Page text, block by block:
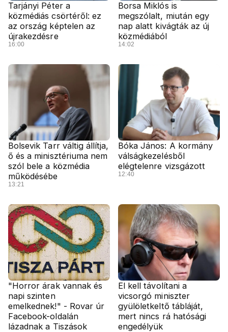
Tarjányi Péter a
közmédiás csörtéről: ez
az ország képtelen az
újrakezdésre
16:00
Borsa Miklós is
megszólalt, miután egy
nap alatt kivágták az új
közmédiából
14:02
Bolsevik Tarr váltig állítja,
ő és a minisztériuma nem
szól bele a közmédia
működésébe
13:21
Bóka János: A kormány
válságkezelésből
elégtelenre vizsgázott
12:40
"Horror árak vannak és
napi szinten
emelkednek!" - Rovar úr
Facebook-oldalán
lázadnak a Tiszások
El kell távolítani a
vicsorgó miniszter
gyülöletkeltő tábláját,
mert nincs rá hatósági
engedélyük